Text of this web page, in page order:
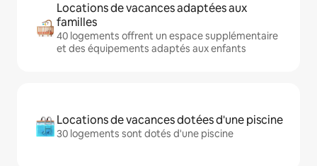
Locations de vacances adaptées aux
familles
40 logements offrent un espace supplémentaire
et des équipements adaptés aux enfants
Locations de vacances dotées d'une piscine
30 logements sont dotés d'une piscine